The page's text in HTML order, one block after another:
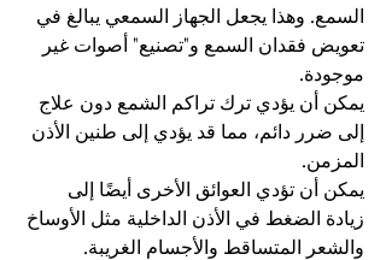
السمع. وهذا يجعل الجهاز السمعي يبالغ في
تعويض فقدان السمع و"تصنيع" أصوات غير
موجودة.
يمكن أن يؤدي ترك تراكم الشمع دون علاج
إلى ضرر دائم، مما قد يؤدي إلى طنين الأذن
المزمن.
يمكن أن تؤدي العوائق الأخرى أيضًا إلى
زيادة الضغط في الأذن الداخلية مثل الأوساخ
والشعر المتساقط والأجسام الغريبة.